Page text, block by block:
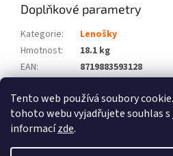
Tento web používá soubory
tohoto webu vyjadřujete souhlas s
informacízde.
Doplňkové parametry
Kategorie:
Lenošky
Hmotnost:
18.1 kg
EAN:
8719883593128
Počet balíků: 1